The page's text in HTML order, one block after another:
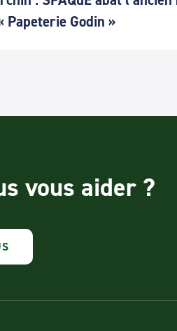
Papeterie Godin »
vous aider ?